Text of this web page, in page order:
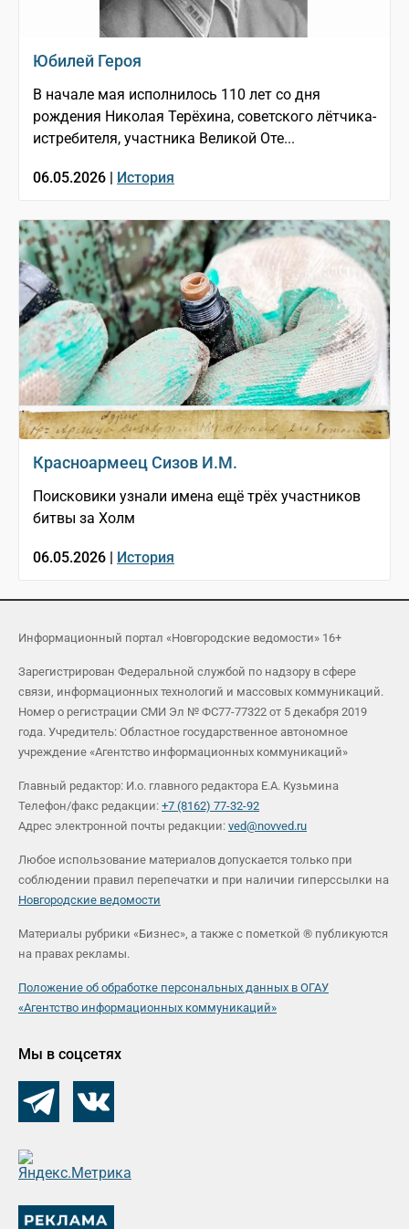
Юбилей Героя
В начале мая исполнилось 110 лет со дня
рождения Николая Терёхина, советского лётчика-
истребителя, участника Великой Оте...
06.05.2026 | История
Красноармеец Сизов И.М.
Поисковики узнали имена ещё трёх участников
битвы за Холм
06.05.2026 | История
Информационный портал «Новгородские ведомости» 16+
Зарегистрирован Федеральной службой по надзору в сфере
связи, информационных технологий и массовых коммуникаций.
Номер о регистрации СМИ Эл № ФС77-77322 от 5 декабря 2019
года. Учредитель: Областное государственное автономное
учреждение «Агентство информационных коммуникаций»
Главный редактор: И.о. главного редактора Е.А. Кузьмина
Телефон/факс редакции: +7 (8162) 77-32-92
Адрес электронной почты редакции: ved@novved.ru
Любое использование материалов допускается только при
соблюдении правил перепечатки и при наличии гиперссылки на
Новгородские ведомости
Материалы рубрики «Бизнес», а также с пометкой ® публикуются
на правах рекламы.
Положение об обработке персональных данных в ОГАУ
«Агентство информационных коммуникаций»
Мы в соцсетях